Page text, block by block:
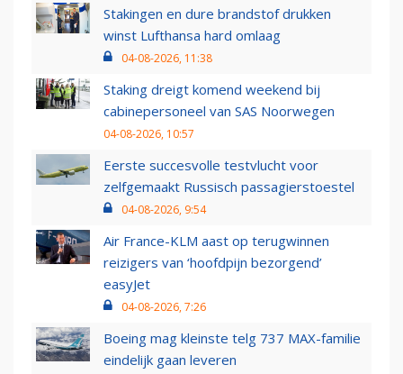
Stakingen en dure brandstof drukken
winst Lufthansa hard omlaag
04-08-2026, 11:38
Staking dreigt komend weekend bij
cabinepersoneel van SAS Noorwegen
04-08-2026, 10:57
Eerste succesvolle testvlucht voor
zelfgemaakt Russisch passagierstoestel
04-08-2026, 9:54
Air France-KLM aast op terugwinnen
reizigers van ‘hoofdpijn bezorgend’
easyJet
04-08-2026, 7:26
Boeing mag kleinste telg 737 MAX-familie
eindelijk gaan leveren